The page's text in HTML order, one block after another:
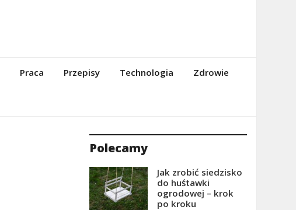
Praca Przepisy Technologia Zdrowie
Polecamy
Jak zrobić siedzisko
do huśtawki
ogrodowej – krok
po kroku